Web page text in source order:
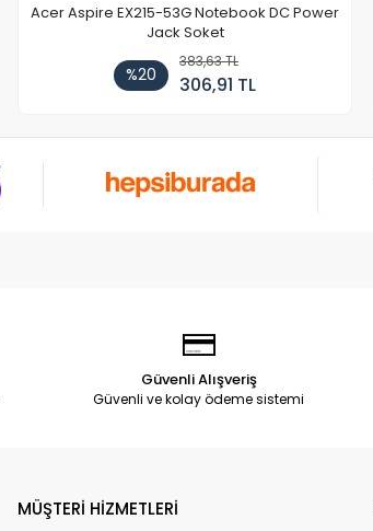
Acer Aspire EX215-53G Notebook DC Power
Jack Soket
%20
383,63 TL
306,91 TL
Güvenli Alışveriş
Güvenli ve kolay ödeme sistemi
MÜŞTERİ HİZMETLERİ